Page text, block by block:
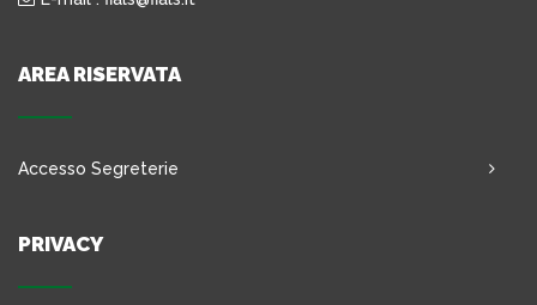
AREA RISERVATA
Accesso Segreterie
PRIVACY